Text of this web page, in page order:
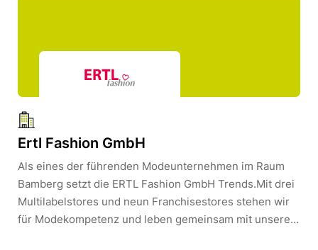
Mitglied im bayerischen Baugewerbeverband.
Ertl Fashion GmbH
Als eines der führenden Modeunternehmen im Raum
Bamberg setzt die ERTL Fashion GmbH Trends.Mit drei
Multilabelstores und neun Franchisestores stehen wir
für Modekompetenz und leben gemeinsam mit unseren